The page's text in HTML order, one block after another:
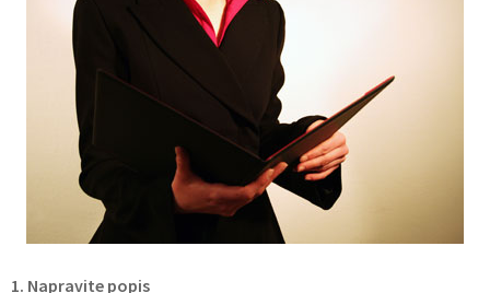
1. Napravite popis